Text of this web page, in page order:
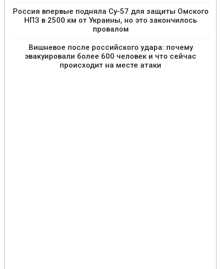
Россия впервые подняла Су-57 для защиты Омского
НПЗ в 2500 км от Украины, но это закончилось
провалом
Вишневое после российского удара: почему
эвакуировали более 600 человек и что сейчас
происходит на месте атаки